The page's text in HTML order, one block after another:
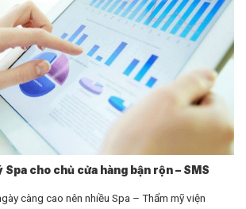
Spa cho chủ cửa hàng bận rộn – SMS
càng cao nên nhiều Spa – Thẩm mỹ viện